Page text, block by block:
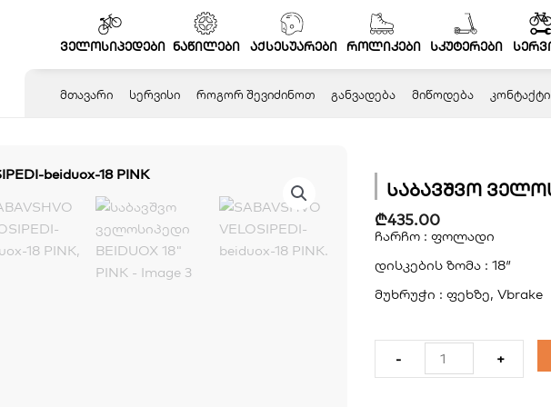
ველოსიპედები ნაწილები აქსესუარები როლიკები სკუტერები
ᲛᲗᲐᲕᲐᲠᲘ ᲡᲔᲠᲕᲘᲡᲘ ᲠᲝᲒᲝᲠ ᲨᲔᲕᲘᲫᲘᲜᲝᲗ ᲒᲐᲜᲕᲐᲓᲔᲑᲐ ᲛᲘᲬᲝᲓᲔᲑᲐ ᲙᲝᲜᲢᲐᲥᲢᲘ
საბავშვო
₾435.00
ჩარჩო : ფოლადი
დისკების ზომა : 18″
მუხრუჭი : ფეხზე, Vbrake
-
საბავშვო
ველოსიპედი
+